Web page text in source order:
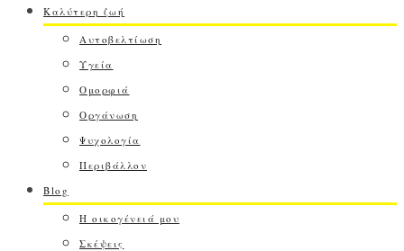
Καλύτερη ζωή
Αυτοβελτίωση
Υγεία
Ομορφιά
Οργάνωση
Ψυχολογία
Περιβάλλον
Blog
Η οικογένειά μου
Σκέψεις